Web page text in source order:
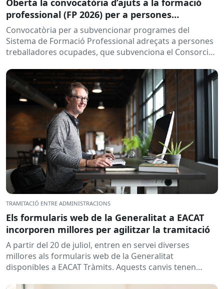
professional (FP 2026) per a persones
treballadores ocupades
Convocatòria per a subvencionar programes del
Sistema de Formació Professional adreçats a persones
treballadores ocupades, que subvenciona el Consorci
TRAMITACIÓ ENTRE ADMINISTRACIONS
Els formularis web de la Generalitat a EACAT
incorporen millores per agilitzar la tramitació
A partir del 20 de juliol, entren en servei diverses
millores als formularis web de la Generalitat
disponibles a EACAT Tràmits. Aquests canvis tenen